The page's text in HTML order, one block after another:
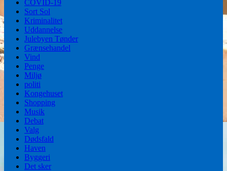
COVID-19
Sort Sol
Kriminalitet
Uddannelse
Julebyen Tønder
Grænsehandel
Vind
Penge
Miljø
politi
Kongehuset
Shopping
Musik
Debat
Valg
Dødsfald
Haven
Byggeri
Det sker